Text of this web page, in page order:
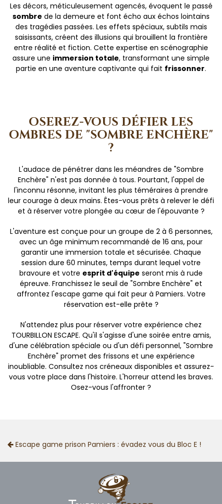
Les décors, méticuleusement agencés, évoquent le passé
sombre de la demeure et font écho aux échos lointains
des tragédies passées. Les effets spéciaux, subtils mais
saisissants, créent des illusions qui brouillent la frontière
entre réalité et fiction. Cette expertise en scénographie
assure une immersion totale, transformant une simple
partie en une aventure captivante qui fait frissonner.
OSEREZ-VOUS DÉFIER LES
OMBRES DE "SOMBRE ENCHÈRE"
?
L'audace de pénétrer dans les méandres de "Sombre
Enchère" n'est pas donnée à tous. Pourtant, l'appel de
l'inconnu résonne, invitant les plus téméraires à prendre
leur courage à deux mains. Êtes-vous prêts à relever le défi
et à réserver votre plongée au cœur de l'épouvante ?
L'aventure est conçue pour un groupe de 2 à 6 personnes,
avec un âge minimum recommandé de 16 ans, pour
garantir une immersion totale et sécurisée. Chaque
session dure 60 minutes, temps durant lequel votre
bravoure et votre esprit d'équipe seront mis à rude
épreuve. Franchissez le seuil de "Sombre Enchère" et
affrontez l'escape game qui fait peur à Pamiers. Votre
réservation est-elle prête ?
N'attendez plus pour réserver votre expérience chez
TOURBILLON ESCAPE. Qu'il s'agisse d'une soirée entre amis,
d'une célébration spéciale ou d'un défi personnel, "Sombre
Enchère" promet des frissons et une expérience
inoubliable. Consultez nos créneaux disponibles et assurez-
vous votre place dans l'histoire. L'horreur attend les braves.
Osez-vous l'affronter ?
Escape game prison Pamiers : évadez vous du Bloc E !